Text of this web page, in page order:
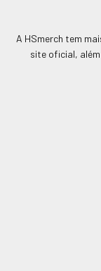
A HSmerch tem
site oficial,